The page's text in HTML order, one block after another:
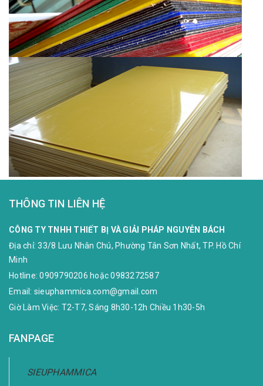
THÔNG TIN LIÊN HỆ
CÔNG TY TNHH THIẾT BỊ VÀ GIẢI PHÁP NGUYỄN BÁCH
Địa chỉ:33/8 Lưu Nhân Chú, Phường Tân Sơn Nhất, TP. Hồ Chí
Minh
Hotline:0909790206 hoặc0983272587
Email: sieuphammica.com@gmail.com
Giờ Làm Việc: T2-T7, Sáng 8h30-12h Chiều 1h30-5h
FANPAGE
SIEUPHAMMICA